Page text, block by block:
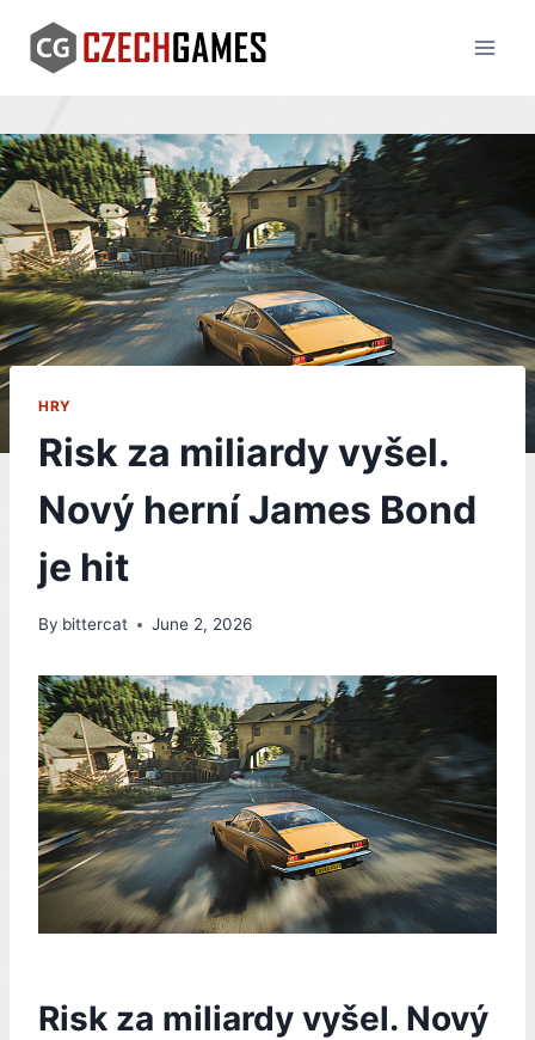
content
HRY
Risk za miliardy vyšel.
Nový herní James Bond
je hit
By bittercat June 2, 2026
Risk za miliardy vyšel. Nový